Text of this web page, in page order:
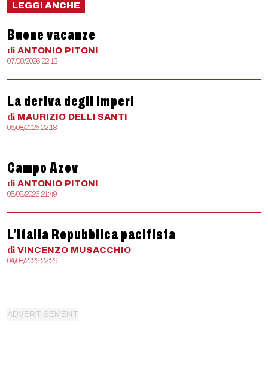
LEGGI ANCHE
Buone vacanze
di ANTONIO PITONI
07/08/2026 22:13
La deriva degli imperi
di MAURIZIO DELLI SANTI
06/08/2026 22:18
Campo Azov
di ANTONIO PITONI
05/08/2026 21:49
L’Italia Repubblica pacifista
di VINCENZO MUSACCHIO
04/08/2026 22:29